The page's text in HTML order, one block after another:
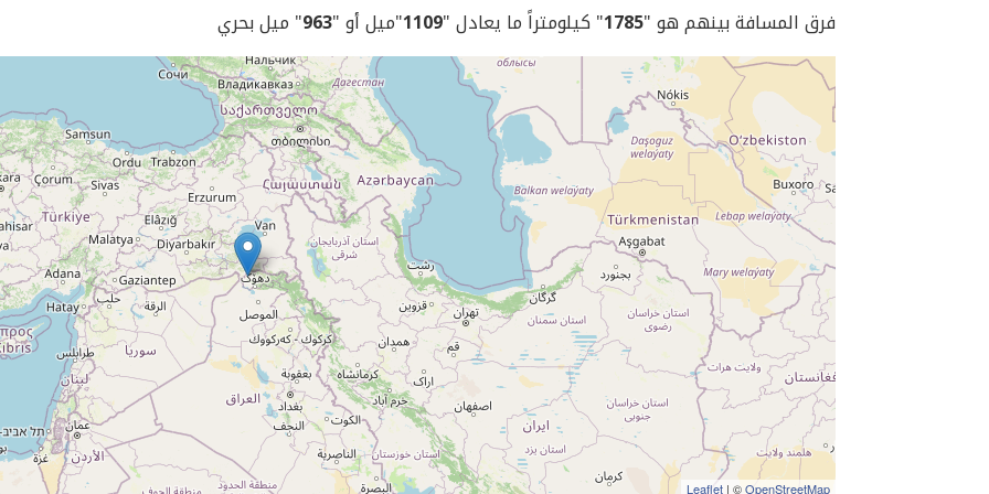
فرق المسافة بينهم هو "1785" كيلومتراً ما يعادل "1109"ميل أو "963" ميل بحري
Leaflet | ©OpenStreetMap